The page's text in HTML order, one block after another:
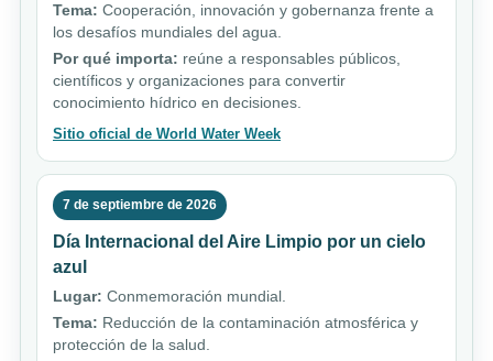
Tema: Cooperación, innovación y gobernanza frente a
los desafíos mundiales del agua.
Por qué importa: reúne a responsables públicos,
científicos y organizaciones para convertir
conocimiento hídrico en decisiones.
Sitio oficial de World Water Week
7 de septiembre de 2026
Día Internacional del Aire Limpio por un cielo
azul
Lugar: Conmemoración mundial.
Tema: Reducción de la contaminación atmosférica y
protección de la salud.